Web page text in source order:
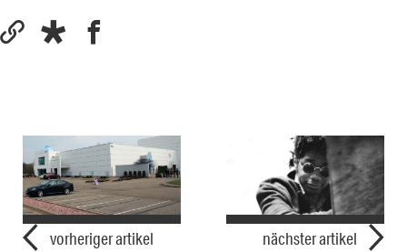
vorheriger artikel nächster artikel